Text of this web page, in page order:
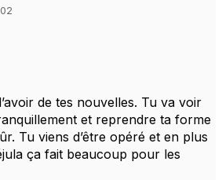
de tes nouvelles. Tu va voir
et reprendre ta forme
Tu viens d’être opéré et en plus
ça fait beaucoup pour les